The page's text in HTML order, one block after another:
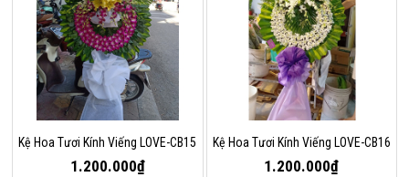
Kệ Hoa Tươi Kính Viếng LOVE-CB15
1.200.000₫
Kệ Hoa Tươi Kính Viếng LOVE-CB16
1.200.000₫